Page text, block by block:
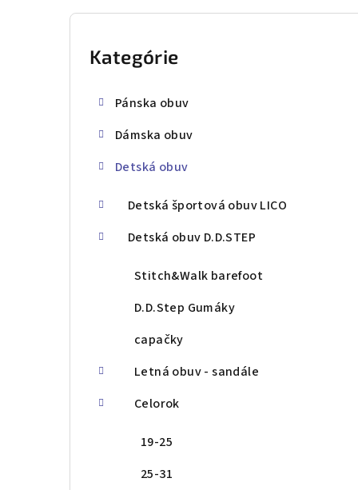
B
Preskočiť
kategórie
Kategórie
Pánska obuv
Dámska obuv
Detská obuv
Detská športová obuv LICO
Detská obuv D.D.STEP
Stitch&Walk barefoot
D.D.Step Gumáky
capačky
Letná obuv - sandále
Celorok
19-25
25-31